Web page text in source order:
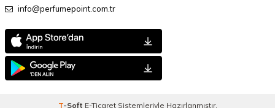
info@perfumepoint.com.tr
T-Soft E-TicaretSistemleriyle Hazırlanmıştır.